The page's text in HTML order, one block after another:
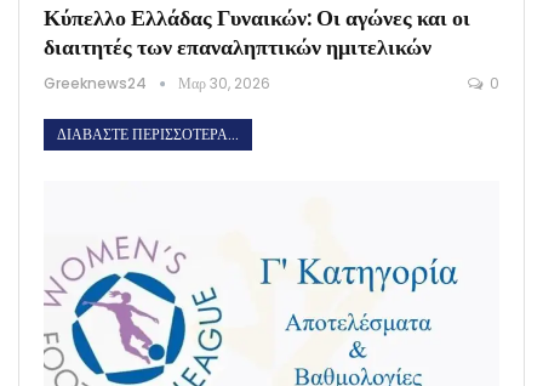
Κύπελλο Ελλάδας Γυναικών: Οι αγώνες και οι
διαιτητές των επαναληπτικών ημιτελικών
Greeknews24 Μαρ 30, 2026 0
ΔΙΑΒΆΣΤΕ ΠΕΡΙΣΣΌΤΕΡΑ...